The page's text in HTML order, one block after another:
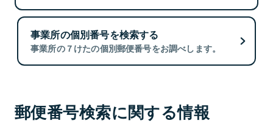
事業所の個別番号を検索する
事業所の７けたの個別郵便番号をお調べします。
郵便番号検索に関する情報